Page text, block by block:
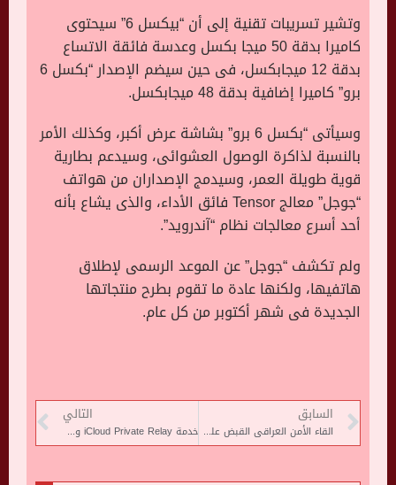
وتشير تسريبات تقنية إلى أن “بيكسل 6” سيحتوى
كاميرا بدقة 50 ميجا بكسل وعدسة فائقة الاتساع
بدقة 12 ميجابكسل، فى حين سيضم الإصدار “بكسل 6
برو” كاميرا إضافية بدقة 48 ميجابكسل.
وسيأتى “بكسل 6 برو” بشاشة عرض أكبر، وكذلك الأمر
بالنسبة لذاكرة الوصول العشوائى، وسيدعم بطارية
قوية طويلة العمر، وسيدمج الإصداران من هواتف
“جوجل” معالج Tensor فائق الأداء، والذى يشاع بأنه
أحد أسرع معالجات نظام “آندرويد”.
ولم تكشف “جوجل” عن الموعد الرسمى لإطلاق
هاتفيها، ولكنها عادة ما تقوم بطرح منتجاتها
الجديدة فى شهر أكتوبر من كل عام.
السابق
القاء الأمن العراقى القبض على 7 أجانب حاولوا التسلل إلى بغداد
التالي
خدمة iCloud Private Relay وما هو اختلافها عن خدمات الـ VPN